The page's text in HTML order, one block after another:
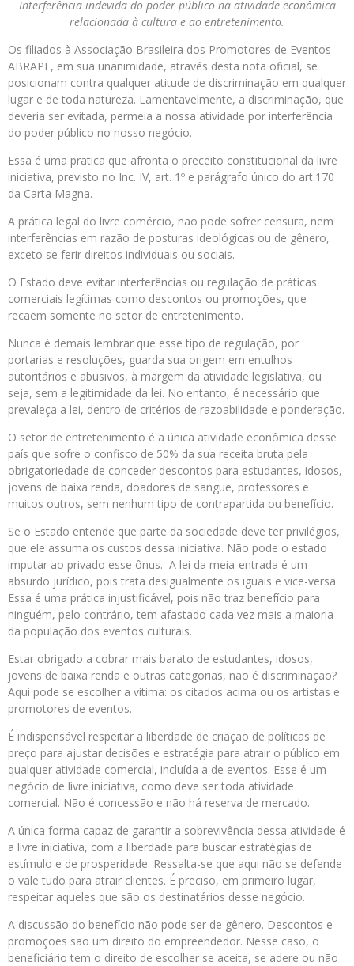
Interferência indevida do poder público na atividade econômica
relacionada à cultura e ao entretenimento.
Os filiados à Associação Brasileira dos Promotores de Eventos –
ABRAPE, em sua unanimidade, através desta nota oficial, se
posicionam contra qualquer atitude de discriminação em qualquer
lugar e de toda natureza. Lamentavelmente, a discriminação, que
deveria ser evitada, permeia a nossa atividade por interferência
do poder público no nosso negócio.
Essa é uma pratica que afronta o preceito constitucional da livre
iniciativa, previsto no Inc. IV, art. 1º e parágrafo único do art.170
da Carta Magna.
A prática legal do livre comércio, não pode sofrer censura, nem
interferências em razão de posturas ideológicas ou de gênero,
exceto se ferir direitos individuais ou sociais.
O Estado deve evitar interferências ou regulação de práticas
comerciais legítimas como descontos ou promoções, que
recaem somente no setor de entretenimento.
Nunca é demais lembrar que esse tipo de regulação, por
portarias e resoluções, guarda sua origem em entulhos
autoritários e abusivos, à margem da atividade legislativa, ou
seja, sem a legitimidade da lei. No entanto, é necessário que
prevaleça a lei, dentro de critérios de razoabilidade e ponderação.
O setor de entretenimento é a única atividade econômica desse
país que sofre o confisco de 50% da sua receita bruta pela
obrigatoriedade de conceder descontos para estudantes, idosos,
jovens de baixa renda, doadores de sangue, professores e
muitos outros, sem nenhum tipo de contrapartida ou benefício.
Se o Estado entende que parte da sociedade deve ter privilégios,
que ele assuma os custos dessa iniciativa. Não pode o estado
imputar ao privado esse ônus. A lei da meia-entrada é um
absurdo jurídico, pois trata desigualmente os iguais e vice-versa.
Essa é uma prática injustificável, pois não traz benefício para
ninguém, pelo contrário, tem afastado cada vez mais a maioria
da população dos eventos culturais.
Estar obrigado a cobrar mais barato de estudantes, idosos,
jovens de baixa renda e outras categorias, não é discriminação?
Aqui pode se escolher a vítima: os citados acima ou os artistas e
promotores de eventos.
É indispensável respeitar a liberdade de criação de políticas de
preço para ajustar decisões e estratégia para atrair o público em
qualquer atividade comercial, incluída a de eventos. Esse é um
negócio de livre iniciativa, como deve ser toda atividade
comercial. Não é concessão e não há reserva de mercado.
A única forma capaz de garantir a sobrevivência dessa atividade é
a livre iniciativa, com a liberdade para buscar estratégias de
estímulo e de prosperidade. Ressalta-se que aqui não se defende
o vale tudo para atrair clientes. É preciso, em primeiro lugar,
respeitar aqueles que são os destinatários desse negócio.
A discussão do benefício não pode ser de gênero. Descontos e
promoções são um direito do empreendedor. Nesse caso, o
beneficiário tem o direito de escolher se aceita, se adere ou não